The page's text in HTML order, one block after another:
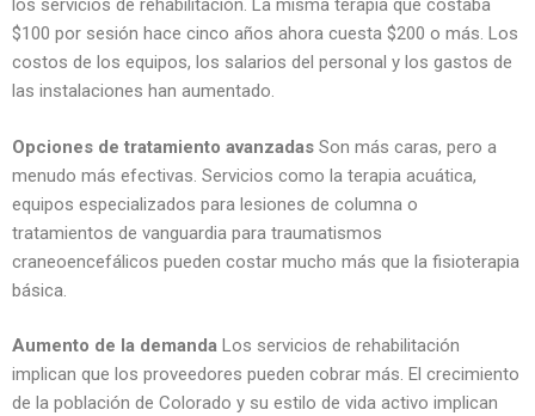
los servicios de rehabilitación. La misma terapia que costaba
$100 por sesión hace cinco años ahora cuesta $200 o más. Los
costos de los equipos, los salarios del personal y los gastos de
las instalaciones han aumentado.
Opciones de tratamiento avanzadas Son más caras, pero a
menudo más efectivas. Servicios como la terapia acuática,
equipos especializados para lesiones de columna o
tratamientos de vanguardia para traumatismos
craneoencefálicos pueden costar mucho más que la fisioterapia
básica.
Aumento de la demanda Los servicios de rehabilitación
implican que los proveedores pueden cobrar más. El crecimiento
de la población de Colorado y su estilo de vida activo implican